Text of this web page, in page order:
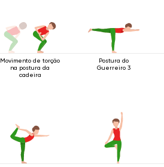
Movimento de torção
na postura da
cadeira
Postura do
Guerreiro 3